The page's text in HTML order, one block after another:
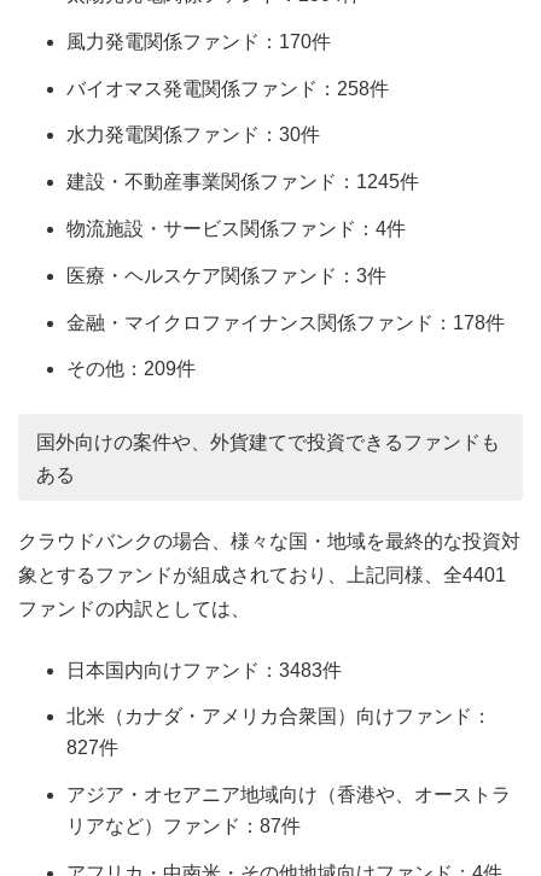
風力発電関係ファンド：170件
バイオマス発電関係ファンド：258件
水力発電関係ファンド：30件
建設・不動産事業関係ファンド：1245件
物流施設・サービス関係ファンド：4件
医療・ヘルスケア関係ファンド：3件
金融・マイクロファイナンス関係ファンド：178件
その他：209件
国外向けの案件や、外貨建てで投資できるファンドも
ある
クラウドバンクの場合、様々な国・地域を最終的な投資対
象とするファンドが組成されており、上記同様、全4401
ファンドの内訳としては、
日本国内向けファンド：3483件
北米（カナダ・アメリカ合衆国）向けファンド：
827件
アジア・オセアニア地域向け（香港や、オーストラ
リアなど）ファンド：87件